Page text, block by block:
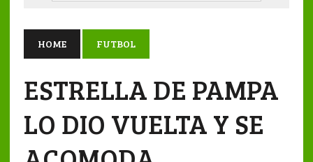
HOME FUTBOL
ESTRELLA DE PAMPA
LO DIO VUELTA Y SE